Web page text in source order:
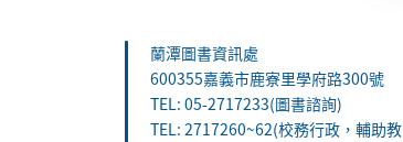
蘭潭圖書資訊處
600355嘉義市鹿寮里學府路300號
TEL: 05-2717233(圖書諮詢)
TEL: 2717260~62(校務行政，輔助教